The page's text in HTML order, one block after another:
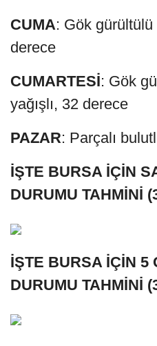
CUMA: Gök gürültülü
derece
CUMARTESİ: Gök
yağışlı, 32 derece
PAZAR: Parçalı
İŞTE BURSA İÇİN
DURUMU TAHMİNİ
İŞTE BURSA İÇİN 5
DURUMU TAHMİNİ